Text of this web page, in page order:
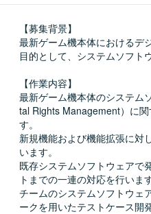
【募集背景】
最新ゲーム機本体におけるデ
目的として、システムソフト
【作業内容】
最新ゲーム機本体のシステム
tal Rights Management）に
す。
新規機能および機能拡張に対
います。
既存システムソフトウェアで
トまでの一連の対応を行います
チームのシステムソフトウェ
ークを用いたテストケース開